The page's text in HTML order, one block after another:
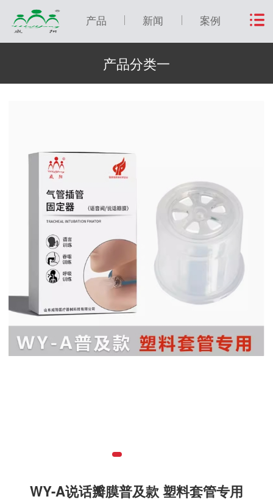
产品 新闻 案例
产品分类一
WY-A说话瓣膜普及款 塑料套管专用